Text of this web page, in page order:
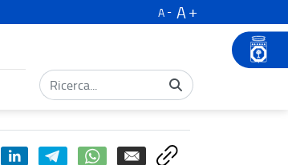
A
A